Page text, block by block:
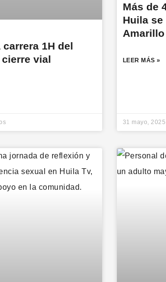
1H del
vial
Más de
Huila
LEER MÁS »
31 mayo, 2025